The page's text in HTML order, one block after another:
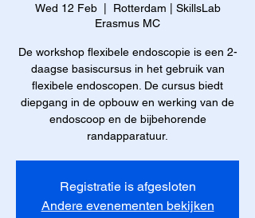
Wed 12 Feb
  |
Rotterdam | SkillsLab
Erasmus MC
De workshop flexibele endoscopie is een 2-
daagse basiscursus in het gebruik van
flexibele endoscopen. De cursus biedt
diepgang in de opbouw en werking van de
endoscoop en de bijbehorende
randapparatuur.
Registratie is afgesloten
Andere evenementen bekijken